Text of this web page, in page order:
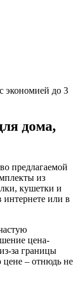
экономией до 3
дома,
предлагаемой
из
кушетки и
интернете или в
цена-
за границы
цене – отнюдь не